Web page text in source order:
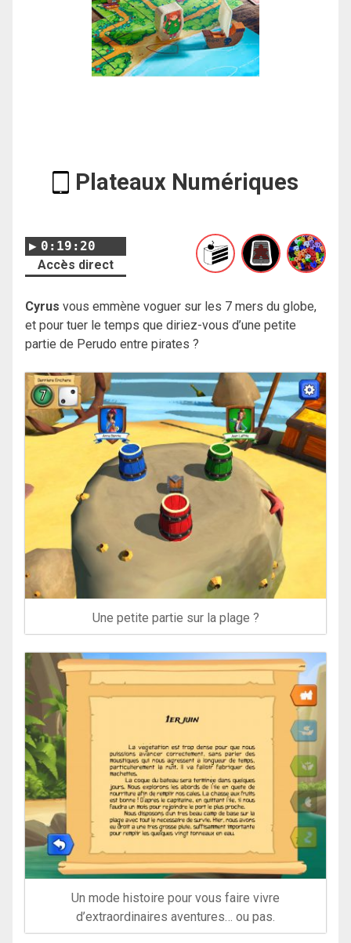
Plateaux Numériques
0:19:20
Accès direct
Cyrus vous emmène voguer sur les 7 mers du globe,
et pour tuer le temps que diriez-vous d’une petite
partie de Perudo entre pirates ?
Une petite partie sur la plage ?
Un mode histoire pour vous faire vivre
d’extraordinaires aventures… ou pas.